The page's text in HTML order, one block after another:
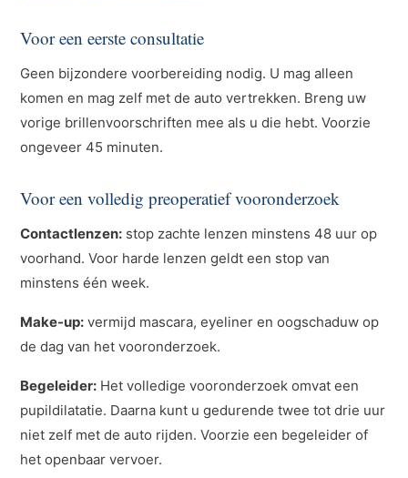
Voor een eerste consultatie
Geen bijzondere voorbereiding nodig. U mag alleen
komen en mag zelf met de auto vertrekken. Breng uw
vorige brillenvoorschriften mee als u die hebt. Voorzie
ongeveer 45 minuten.
Voor een volledig preoperatief vooronderzoek
Contactlenzen: stop zachte lenzen minstens 48 uur op
voorhand. Voor harde lenzen geldt een stop van
minstens één week.
Make-up: vermijd mascara, eyeliner en oogschaduw op
de dag van het vooronderzoek.
Begeleider: Het volledige vooronderzoek omvat een
pupildilatatie. Daarna kunt u gedurende twee tot drie uur
niet zelf met de auto rijden. Voorzie een begeleider of
het openbaar vervoer.